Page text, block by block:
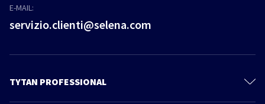
E-MAIL:
servizio.clienti@selena.com
TYTAN PROFESSIONAL